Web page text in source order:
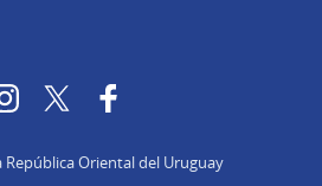
Instagram
Twitter
República Oriental del Uruguay